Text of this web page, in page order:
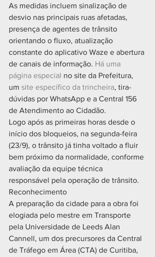
As medidas incluem sinalização de
desvio nas principais ruas afetadas,
presença de agentes de trânsito
orientando o fluxo, atualização
constante do aplicativo Waze e abertura
de canais de informação. Há uma
página especial no site da Prefeitura,
um site específico da trincheira, tira-
dúvidas por WhatsApp e a Central 156
de Atendimento ao Cidadão.
Logo após as primeiras horas desde o
início dos bloqueios, na segunda-feira
(23/9), o trânsito já tinha voltado a fluir
bem próximo da normalidade, conforme
avaliação da equipe técnica
responsável pela operação de trânsito.
Reconhecimento
A preparação da cidade para a obra foi
elogiada pelo mestre em Transporte
pela Universidade de Leeds Alan
Cannell, um dos precursores da Central
de Tráfego em Área (CTA) de Curitiba,